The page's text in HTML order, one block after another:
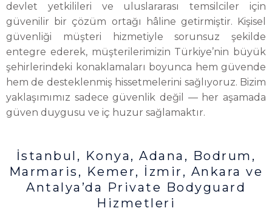
devlet yetkilileri ve uluslararası temsilciler için
güvenilir bir çözüm ortağı hâline getirmiştir. Kişisel
güvenliği müşteri hizmetiyle sorunsuz şekilde
entegre ederek, müşterilerimizin Türkiye’nin büyük
şehirlerindeki konaklamaları boyunca hem güvende
hem de desteklenmiş hissetmelerini sağlıyoruz. Bizim
yaklaşımımız sadece güvenlik değil — her aşamada
güven duygusu ve iç huzur sağlamaktır.
İstanbul, Konya, Adana, Bodrum,
Marmaris, Kemer, İzmir, Ankara ve
Antalya’da Private Bodyguard
Hizmetleri